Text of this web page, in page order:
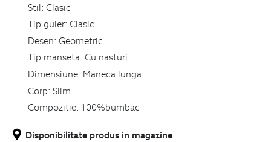
Stil: Clasic
Tip guler: Clasic
Desen: Geometric
Tip manseta: Cu nasturi
Dimensiune: Maneca lunga
Corp: Slim
Compozitie: 100%bumbac
Disponibilitate produs in magazine